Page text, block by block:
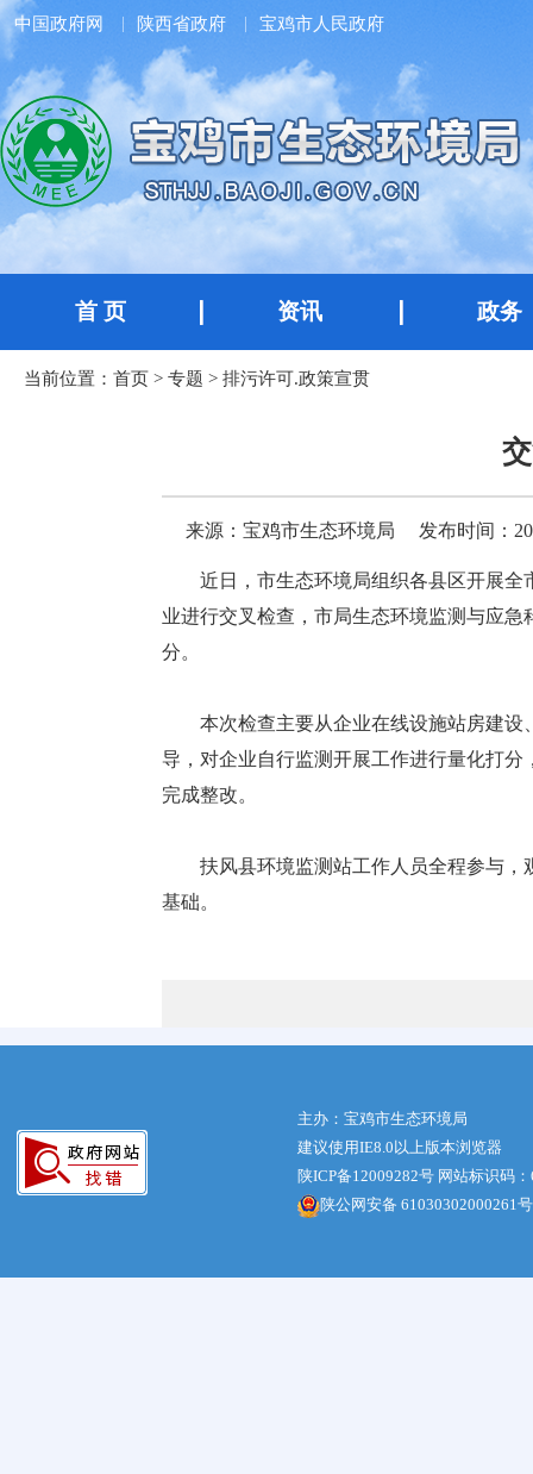
中国政府网 陕西省政府 宝鸡市人民政府
首 页 资讯 政务
当前位置： 首页 > 专题 > 排污许可.政策宣贯
来源：宝鸡市生态环境局 发布时间：
近日，市生态环境局组织各县区开展
业进行交叉检查，市局生态环境监测与应
分。
本次检查主要从企业在线设施站房建
导，对企业自行监测开展工作进行量化打
完成整改。
扶风县环境监测站工作人员全程参与
基础。
主办：宝鸡市生态环境局
建议使用IE8.0以上版本浏览器
陕ICP备12009282号 网站标识码
陕公网安备 61030302000261号